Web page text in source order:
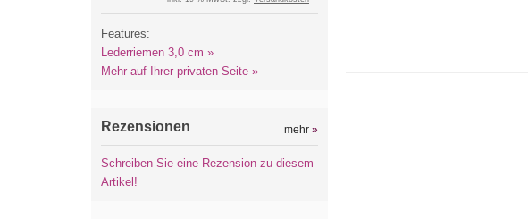
Features:
Lederriemen 3,0 cm »
Mehr auf Ihrer privaten Seite »
Rezensionen mehr »
Schreiben Sie eine Rezension zu diesem
Artikel!